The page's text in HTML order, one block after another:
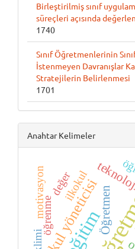
Birleştirilmiş sınıf
süreçleri açısında
1740
Sınıf Öğretmenlerinin
İstenmeyen Davranışlar
Stratejilerin Belirlenmesi
1701
Anahtar Kelimeler
eğitim
okul yöneticisiÖğretmen
ilkokul
değer
öğrenme
motivasyon